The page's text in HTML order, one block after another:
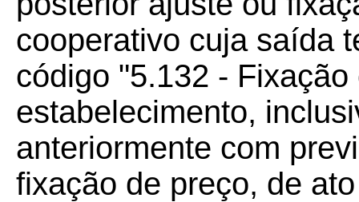
cooperativo cuja saída
código "5.132 -
estabelecimento,
anteriormente com
fixação de preço, de